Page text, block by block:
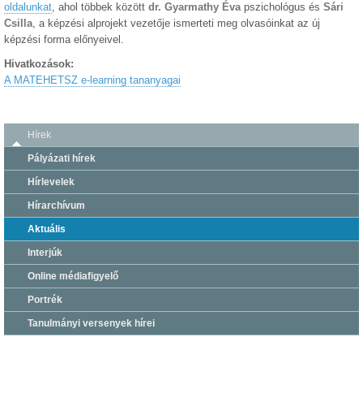
oldalunkat, ahol többek között dr. Gyarmathy Éva pszichológus és Sári
Csilla, a képzési alprojekt vezetője ismerteti meg olvasóinkat az új
képzési forma előnyeivel.
Hivatkozások:
A MATEHETSZ e-learning tananyagai
Hírek
Pályázati hírek
Hírlevelek
Hírarchívum
Aktuális
Interjúk
Online médiafigyelő
Portrék
Tanulmányi versenyek hírei